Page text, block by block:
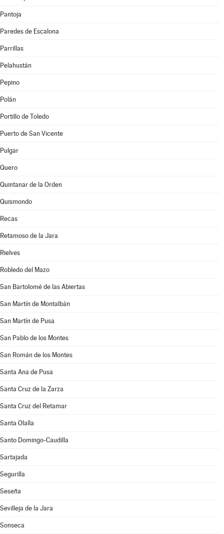
Pantoja
Paredes de Escalona
Parrillas
Pelahustán
Pepino
Polán
Portillo de Toledo
Puerto de San Vicente
Pulgar
Quero
Quintanar de la Orden
Quismondo
Recas
Retamoso de la Jara
Rielves
Robledo del Mazo
San Bartolomé de las Abiertas
San Martín de Montalbán
San Martín de Pusa
San Pablo de los Montes
San Román de los Montes
Santa Ana de Pusa
Santa Cruz de la Zarza
Santa Cruz del Retamar
Santa Olalla
Santo Domingo-Caudilla
Sartajada
Segurilla
Seseña
Sevilleja de la Jara
Sonseca